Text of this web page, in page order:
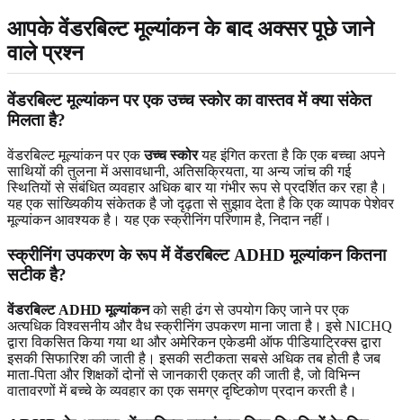
आपके वेंडरबिल्ट मूल्यांकन के बाद अक्सर पूछे जाने
वाले प्रश्न
वेंडरबिल्ट मूल्यांकन पर एक उच्च स्कोर का वास्तव में क्या संकेत
मिलता है?
वेंडरबिल्ट मूल्यांकन पर एकउच्च स्कोरयह इंगित करता है कि एक बच्चा अपने
साथियों की तुलना में असावधानी, अतिसक्रियता, या अन्य जांच की गई
स्थितियों से संबंधित व्यवहार अधिक बार या गंभीर रूप से प्रदर्शित कर रहा है।
यह एक सांख्यिकीय संकेतक है जो दृढ़ता से सुझाव देता है कि एक व्यापक पेशेवर
मूल्यांकन आवश्यक है। यह एक स्क्रीनिंग परिणाम है, निदान नहीं।
स्क्रीनिंग उपकरण के रूप में वेंडरबिल्ट ADHD मूल्यांकन कितना
सटीक है?
वेंडरबिल्ट ADHD मूल्यांकनको सही ढंग से उपयोग किए जाने पर एक
अत्यधिक विश्वसनीय और वैध स्क्रीनिंग उपकरण माना जाता है। इसे NICHQ
द्वारा विकसित किया गया था और अमेरिकन एकेडमी ऑफ पीडियाट्रिक्स द्वारा
इसकी सिफारिश की जाती है। इसकी सटीकता सबसे अधिक तब होती है जब
माता-पिता और शिक्षकों दोनों से जानकारी एकत्र की जाती है, जो विभिन्न
वातावरणों में बच्चे के व्यवहार का एक समग्र दृष्टिकोण प्रदान करती है।